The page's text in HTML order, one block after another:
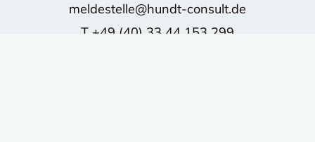
meldestelle@hundt-consult.de
T +49 (40) 33 44 153 299